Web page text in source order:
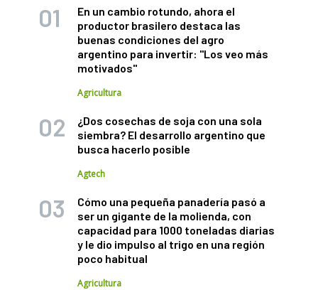
En un cambio rotundo, ahora el
productor brasilero destaca las
buenas condiciones del agro
argentino para invertir: "Los veo más
motivados"
Agricultura
¿Dos cosechas de soja con una sola
siembra? El desarrollo argentino que
busca hacerlo posible
Agtech
Cómo una pequeña panadería pasó a
ser un gigante de la molienda, con
capacidad para 1000 toneladas diarias
y le dio impulso al trigo en una región
poco habitual
Agricultura